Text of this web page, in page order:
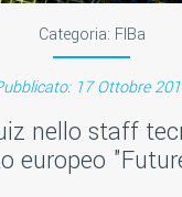
Categoria: FIBa
17 Ottobre
nello staff
europeo
NOVITÀ FISCALI
MODULISTICA
SCADENZARIO
DOCUMENTI E